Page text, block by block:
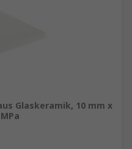
Glaskeramik, 10 mm x